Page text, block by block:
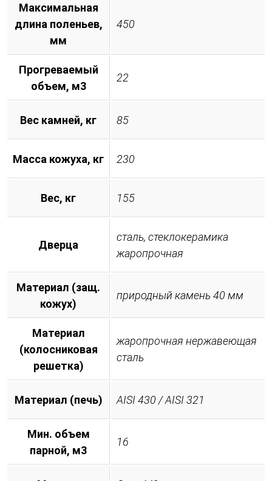
Максимальная
длина поленьев,
мм
450
Прогреваемый
объем, м3
22
Вес камней, кг 85
Масса кожуха, кг 230
Вес, кг 155
Дверца
сталь, стеклокерамика
жаропрочная
Материал (защ.
кожух)
природный камень 40 мм
Материал
(колосниковая
решетка)
жаропрочная нержавеющая
сталь
Материал (печь) AISI 430 / AISI 321
Мин. объем
парной, м3
16